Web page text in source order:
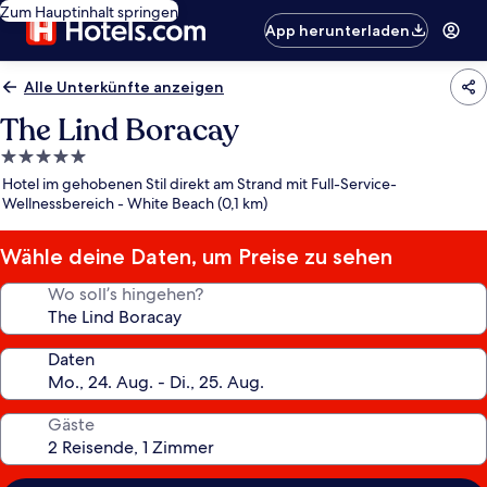
Zum Hauptinhalt springen
App herunterladen
Alle Unterkünfte anzeigen
The Lind Boracay
5.0-
Sterne-
Unterkunft
Hotel im gehobenen Stil direkt am Strand mit Full-Service-
Wellnessbereich - White Beach (0,1 km)
Wähle deine Daten, um Preise zu sehen
Wo soll’s hingehen?
Daten
Gäste